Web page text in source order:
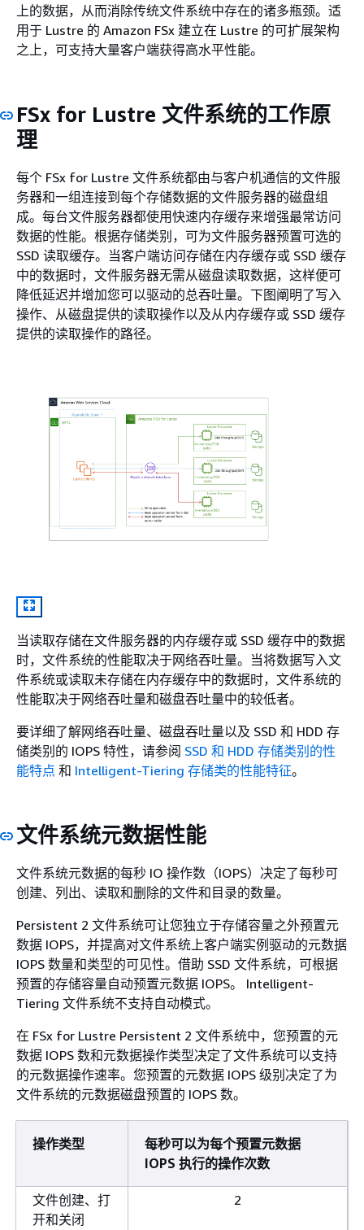
上的数据，从而消除传统文件系统中存在的诸多瓶颈。适
用于 Lustre 的 Amazon FSx 建立在 Lustre 的可扩展架构
之上，可支持大量客户端获得高水平性能。
FSx for Lustre 文件系统的工作原
理
每个 FSx for Lustre 文件系统都由与客户机通信的文件服
务器和一组连接到每个存储数据的文件服务器的磁盘组
成。每台文件服务器都使用快速内存缓存来增强最常访问
数据的性能。根据存储类别，可为文件服务器预置可选的
SSD 读取缓存。当客户端访问存储在内存缓存或 SSD 缓存
中的数据时，文件服务器无需从磁盘读取数据，这样便可
降低延迟并增加您可以驱动的总吞吐量。下图阐明了写入
操作、从磁盘提供的读取操作以及从内存缓存或 SSD 缓存
提供的读取操作的路径。
当读取存储在文件服务器的内存缓存或 SSD 缓存中的数据
时，文件系统的性能取决于网络吞吐量。当将数据写入文
件系统或读取未存储在内存缓存中的数据时，文件系统的
性能取决于网络吞吐量和磁盘吞吐量中的较低者。
要详细了解网络吞吐量、磁盘吞吐量以及 SSD 和 HDD 存
储类别的 IOPS 特性，请参阅 SSD 和 HDD 存储类别的性
能特点 和 Intelligent-Tiering 存储类的性能特征。
文件系统元数据性能
文件系统元数据的每秒 IO 操作数（IOPS）决定了每秒可
创建、列出、读取和删除的文件和目录的数量。
Persistent 2 文件系统可让您独立于存储容量之外预置元
数据 IOPS，并提高对文件系统上客户端实例驱动的元数据
IOPS 数量和类型的可见性。借助 SSD 文件系统，可根据
预置的存储容量自动预置元数据 IOPS。 Intelligent-
Tiering 文件系统不支持自动模式。
在 FSx for Lustre Persistent 2 文件系统中，您预置的元
数据 IOPS 数和元数据操作类型决定了文件系统可以支持
的元数据操作速率。您预置的元数据 IOPS 级别决定了为
文件系统的元数据磁盘预置的 IOPS 数。
操作类型
每秒可以为每个预置元数据
IOPS 执行的操作次数
文件创建、打
开和关闭
2